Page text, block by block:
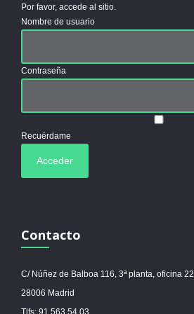
Por favor, accede al sitio.
Nombre de usuario
Contraseña
Recuérdame
Contacto
C/ Núñez de Balboa 116, 3ª planta, oficina 22
28006 Madrid
Tlfs: 91 563 54 03